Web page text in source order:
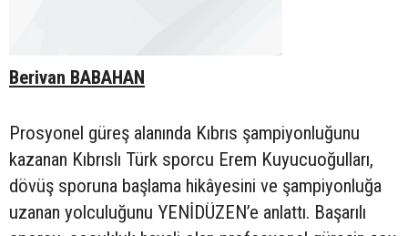
Berivan BABAHAN
Prosyonel güreş alanında Kıbrıs şampiyonluğunu
kazanan Kıbrıslı Türk sporcu Erem Kuyucuoğulları,
dövüş sporuna başlama hikâyesini ve şampiyonluğa
uzanan yolculuğunu YENİDÜZEN’e anlattı. Başarılı